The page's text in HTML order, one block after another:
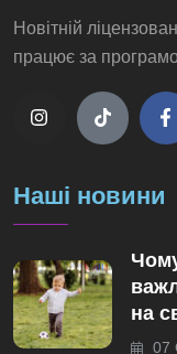
Новітній
працює за
Наші новини
на
07